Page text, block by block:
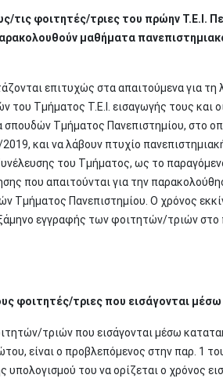
τις φοιτητές/τριες του πρώην Τ.Ε.Ι.
μαθήματα
επιτυχώς στα απαιτούμενα για
Τμήματος Τ.Ε.Ι. εισαγωγής τους και
Τμήματος Πανεπιστημίου, στο
και να λάβουν πτυχίο
του Τμήματος, ως το
που απαιτούνται για την
Τμήματος Πανεπιστημίου. Ο χρόνος
εγγραφής των φοιτητών/τριών
φοιτητές/τριες που εισάγονται
τριών που εισάγονται μέσω
είναι ο προβλεπόμενος στην παρ. 1
υπολογισμού του να ορίζεται ο χρόνος